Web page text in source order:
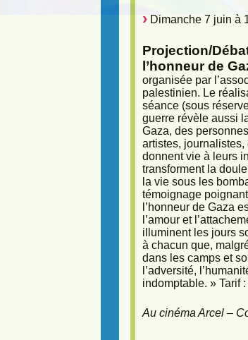
Dimanche 7 juin à
Projection/
l’honneur de
organisée par
palestinien. Le
séance (sous
guerre révèle aussi
Gaza, des
artistes, journalistes,
donnent vie à leurs
transforment la
la vie sous les
témoignage
l’honneur de Gaza
l’amour et
illuminent les jours
à chacun que,
dans les camps et
l’adversité,
indomptable. » Tarif
Au cinéma Arcel –